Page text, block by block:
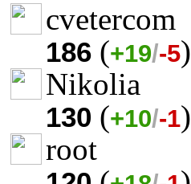
cvetercom
186 (+19/-5)
Nikolia
130 (+10/-1)
root